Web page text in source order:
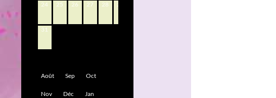
24 25 26 27 28 29
31
Août Sep Oct
Nov Déc Jan